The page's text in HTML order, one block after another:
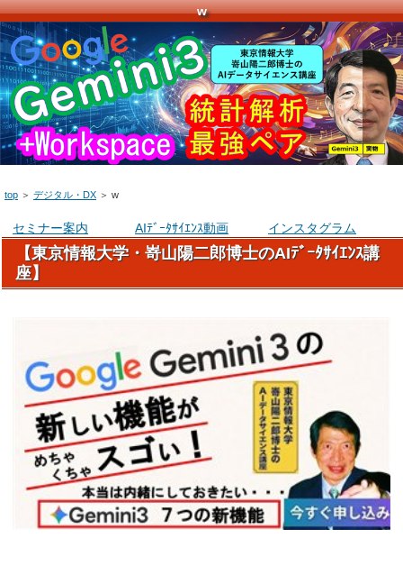
w
top ＞ デジタル・DX ＞ w
セミナー案内 AIﾃﾞｰﾀｻｲｴﾝｽ動画 インスタグラム
【東京情報大学・嵜山陽二郎博士のAIﾃﾞｰﾀｻｲｴﾝｽ講
座】